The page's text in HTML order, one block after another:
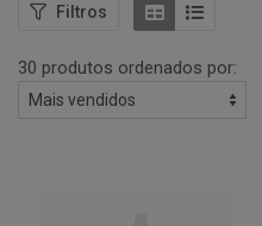
Filtros
30 produtos ordenados por: